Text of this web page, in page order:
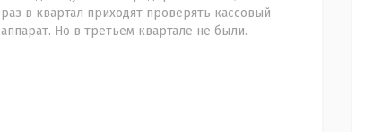
раз в квартал приходят проверять кассовый
аппарат. Но в третьем квартале не были.